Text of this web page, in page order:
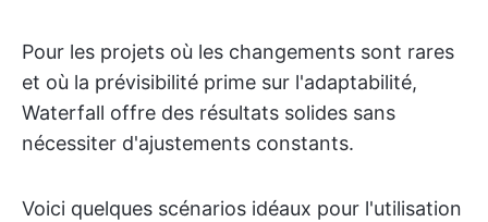
Pour les projets où les changements sont rares
et où la prévisibilité prime sur l'adaptabilité,
Waterfall offre des résultats solides sans
nécessiter d'ajustements constants.
Voici quelques scénarios idéaux pour l'utilisation